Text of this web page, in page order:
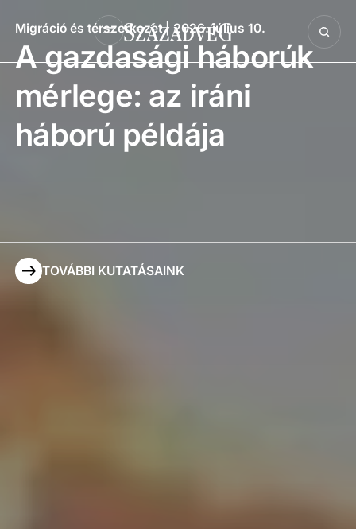
Migráció és térszerkezet| 2026. július 10.
A gazdasági háborúk
mérlege: az iráni
háború példája
TOVÁBBI KUTATÁSAINK